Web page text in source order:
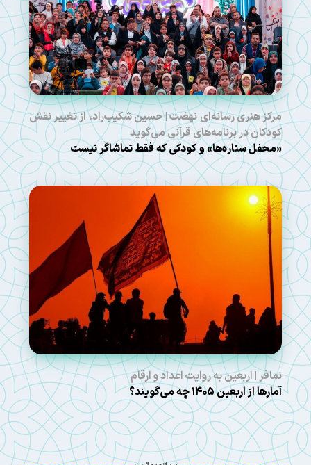
مرکز هنری رسانه‌ای نهضت | حسین شکیب‌راد، از تغییر نقش
کودکان در برنامه‌های قرآنی می‌گوید
«محفل ستاره‌ها» و کودکی که فقط تماشاگر نیست
نمافر | اربعین به روایت اعداد و ارقام
آمارها از اربعین ۱۴۰۵ چه می‌گویند؟